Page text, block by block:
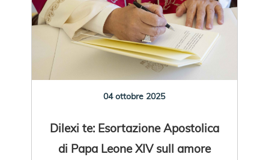
04 ottobre 2025
Dilexi te: Esortazione Apostolica
di Papa Leone XIV sull amore